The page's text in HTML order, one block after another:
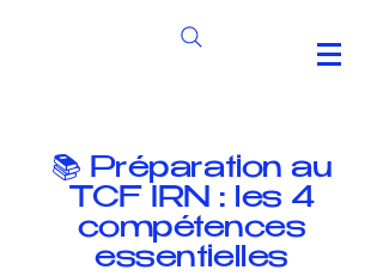
📚 Préparation au
TCF IRN : les 4
compétences
essentielles